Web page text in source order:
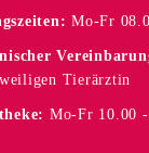
Mo-Fr
Tierärztin
Mo-Fr 10.00